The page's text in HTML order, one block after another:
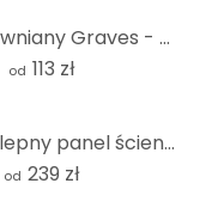
Plakat drewniany Graves - Sneaky Cat - Square
od 113 zł
Samoprzylepny panel ścienny do kuchni - wygląd betonu 03
od 239 zł